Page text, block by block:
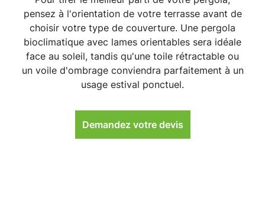
pensez à l'orientation de votre terrasse avant de
choisir votre type de couverture. Une pergola
bioclimatique avec lames orientables sera idéale
face au soleil, tandis qu'une toile rétractable ou
un voile d'ombrage conviendra parfaitement à un
usage estival ponctuel.
Demandez votre devis